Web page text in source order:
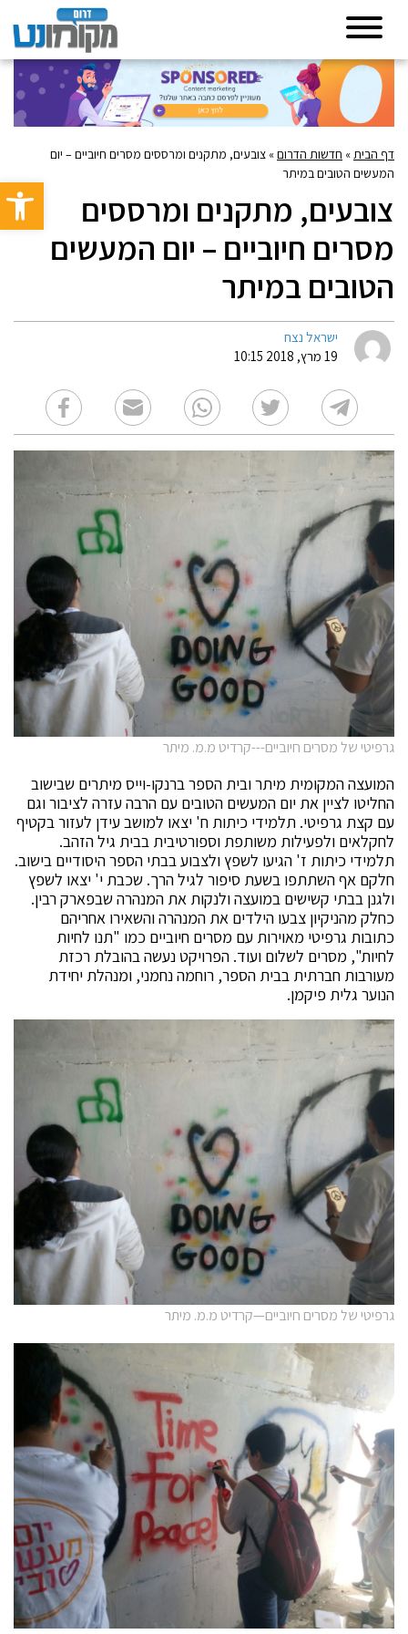
פתח
דף הבית» חדשות הדרום» צובעים, מתקנים ומרססים מסרים חיוביים – יום
המעשים הטובים במיתר
צובעים, מתקנים ומרססים
מסרים חיוביים – יום המעשים
הטובים במיתר
ישראל נצח
19 מרץ, 2018 10:15
גרפיטי של מסרים חיוביים---קרדיט מ.מ. מיתר
המועצה המקומית מיתר ובית הספר ברנקו-וייס מיתרים שבישוב
החליטו לציין את יום המעשים הטובים עם הרבה עזרה לציבור וגם
עם קצת גרפיטי. תלמידי כיתות ח' יצאו למושב עידן לעזור בקטיף
לחקלאים ולפעילות משותפת וספורטיבית בבית גיל הזהב.
תלמידי כיתות ז' הגיעו לשפץ ולצבוע בבתי הספר היסודיים בישוב.
חלקם אף השתתפו בשעת סיפור לגיל הרך. שכבת י' יצאו לשפץ
ולגנן בבתי קשישים במועצה ולנקות את המנהרה שבפארק רבין.
כחלק מהניקיון צבעו הילדים את המנהרה והשאירו אחריהם
כתובות גרפיטי מאוירות עם מסרים חיוביים כמו "תנו לחיות
לחיות", מסרים לשלום ועוד. הפרויקט נעשה בהובלת רכזת
מעורבות חברתית בבית הספר, רוחמה נחמני, ומנהלת יחידת
הנוער גלית פיקמן.
גרפיטי של מסרים חיוביים—קרדיט מ.מ. מיתר